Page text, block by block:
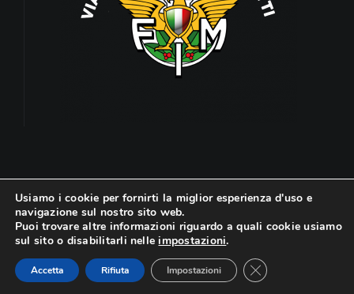
© Copyright 2024 | Viaggi Sterrati | All Rights
Reserved | Powered byCosmo Comunicazione
Usiamo i cookie per fornirti la miglior esperienza d'uso e
navigazione sul nostro sito web.
Puoi trovare altre informazioni riguardo a quali cookie usiamo
sul sito o disabilitarli nelleimpostazioni.
Accetta Rifiuta Impostazioni Close GDPR